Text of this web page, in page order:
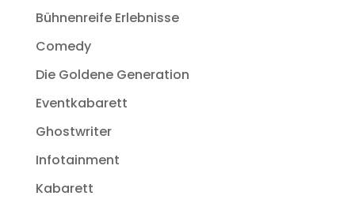
Bühnenreife Erlebnisse
Comedy
Die Goldene Generation
Eventkabarett
Ghostwriter
Infotainment
Kabarett